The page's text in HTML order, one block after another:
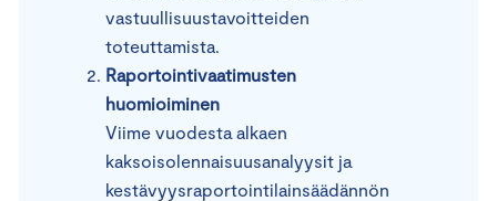
vastuullisuustavoitteiden
toteuttamista.
Raportointivaatimusten
huomioiminen
Viime vuodesta alkaen
kaksoisolennaisuusanalyysit ja
kestävyysraportointilainsäädännön